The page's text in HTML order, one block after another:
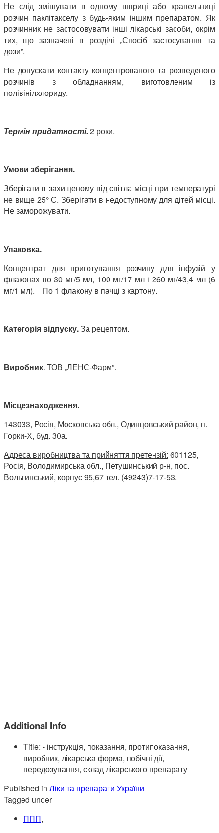
Не слід змішувати в одному шприці або крапельниці
розчин паклітакселу з будь-яким іншим препаратом. Як
розчинник не застосовувати інші лікарські засоби, окрім
тих, що зазначені в розділі „Спосіб застосування та
дози”.
Не допускати контакту концентрованого та розведеного
розчинів з обладнанням, виготовленим із
полівінілхлориду.
Термін придатності. 2 роки.
Умови зберігання.
Зберігати в захищеному від світла місці при температурі
не вище 25° С. Зберігати в недоступному для дітей місці.
Не заморожувати.
Упаковка.
Концентрат для приготування розчину для інфузій у
флаконах по 30 мг/5 мл, 100 мг/17 мл і 260 мг/43,4 мл (6
мг/1 мл). По 1 флакону в пачці з картону.
Категорія відпуску.За рецептом.
Виробник.ТОВ „ЛЕНС-Фарм”.
Місцезнаходження.
143033, Росія, Московська обл., Одинцовський район, п.
Горки-Х, буд. 30а.
Адреса виробництва та прийняття претензій: 601125,
Росія, Володимирська обл., Петушинський р-н, пос.
Вольгинський, корпус 95,67 тел. (49243)7-17-53.
Additional Info
Title: - інструкція, показання, протипоказання,
виробник, лікарська форма, побічні дії,
передозування, склад лікарського препарату
Published in Ліки та препарати України
Tagged under
ППП,